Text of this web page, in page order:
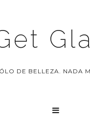
DE BELLEZA. NADA
